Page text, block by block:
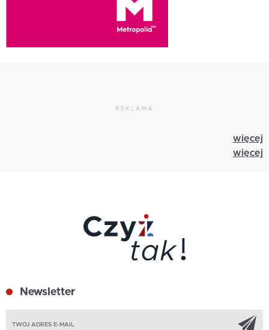
REKLAMA
więcej
więcej
Newsletter